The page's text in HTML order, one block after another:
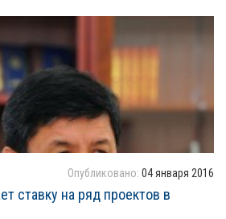
Опубликовано: 04 января 2016
ставку на ряд проектов в